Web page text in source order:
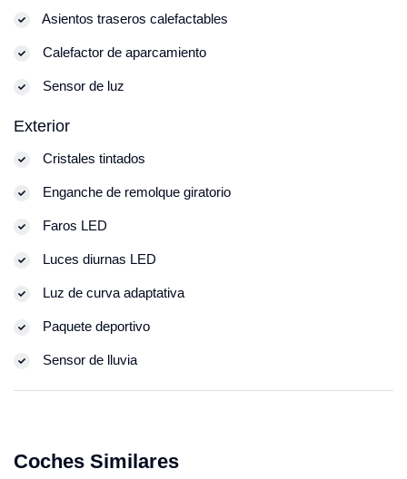
Asientos traseros calefactables
Calefactor de aparcamiento
Sensor de luz
Exterior
Cristales tintados
Enganche de remolque giratorio
Faros LED
Luces diurnas LED
Luz de curva adaptativa
Paquete deportivo
Sensor de lluvia
Coches Similares